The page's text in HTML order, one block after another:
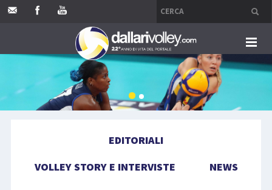
HOME
EDITORIALI
VOLLEY STORY E INTERVISTE
NEWS